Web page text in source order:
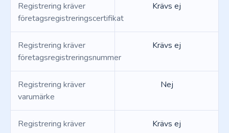
Registrering kräver
företagsregistreringscertifikat
Krävs ej
Registrering kräver
företagsregistreringsnummer
Krävs ej
Registrering kräver
varumärke
Nej
Registrering kräver
Krävs ej